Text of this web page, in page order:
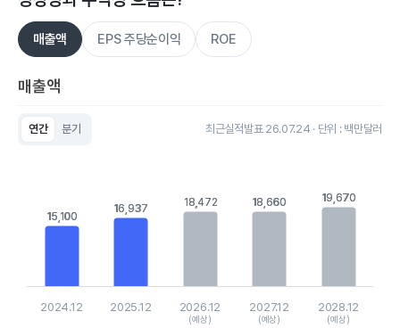
매출액 EPS 주당순이익 ROE
매출액
연간 분기 최근실적발표 26.07.24 · 단위 : 백만달러
The chart has 1 X axis displaying categories.
The chart has 1 Y axis displaying values. Data ranges from
15,100
15,100
16,937
16,937 18,472
18,472 18,660
18,660 19,670
19,670
2024.12 2025.12 2026.12
(예상)
2027.12
(예상)
2028.12
(예상)